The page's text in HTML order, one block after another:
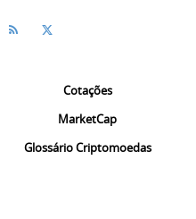
Cotações
MarketCap
Glossário Criptomoedas